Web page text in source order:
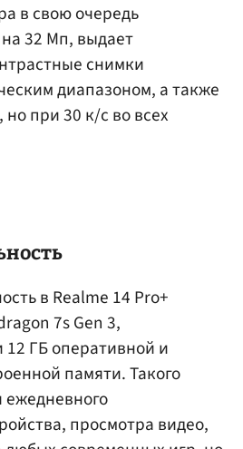
в свою очередь
32 Мп, выдает
снимки
диапазоном, а также
но при 30 к/с во всех
в Realme 14 Pro+
7s Gen 3,
ГБ оперативной и
памяти. Такого
ежедневного
просмотра видео,